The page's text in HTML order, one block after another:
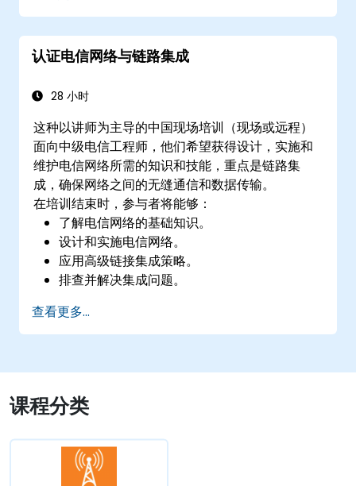
• 监控无线KPIs，并在商业和技术报告结构内管理基
于集群和区域的网络运营。
认证电信网络与链路集成
28 小时
这种以讲师为主导的中国现场培训（现场或远程）
面向中级电信工程师，他们希望获得设计，实施和
维护电信网络所需的知识和技能，重点是链路集
成，确保网络之间的无缝通信和数据传输。
在培训结束时，参与者将能够：
了解电信网络的基础知识。
设计和实施电信网络。
应用高级链接集成策略。
排查并解决集成问题。
查看更多...
课程分类